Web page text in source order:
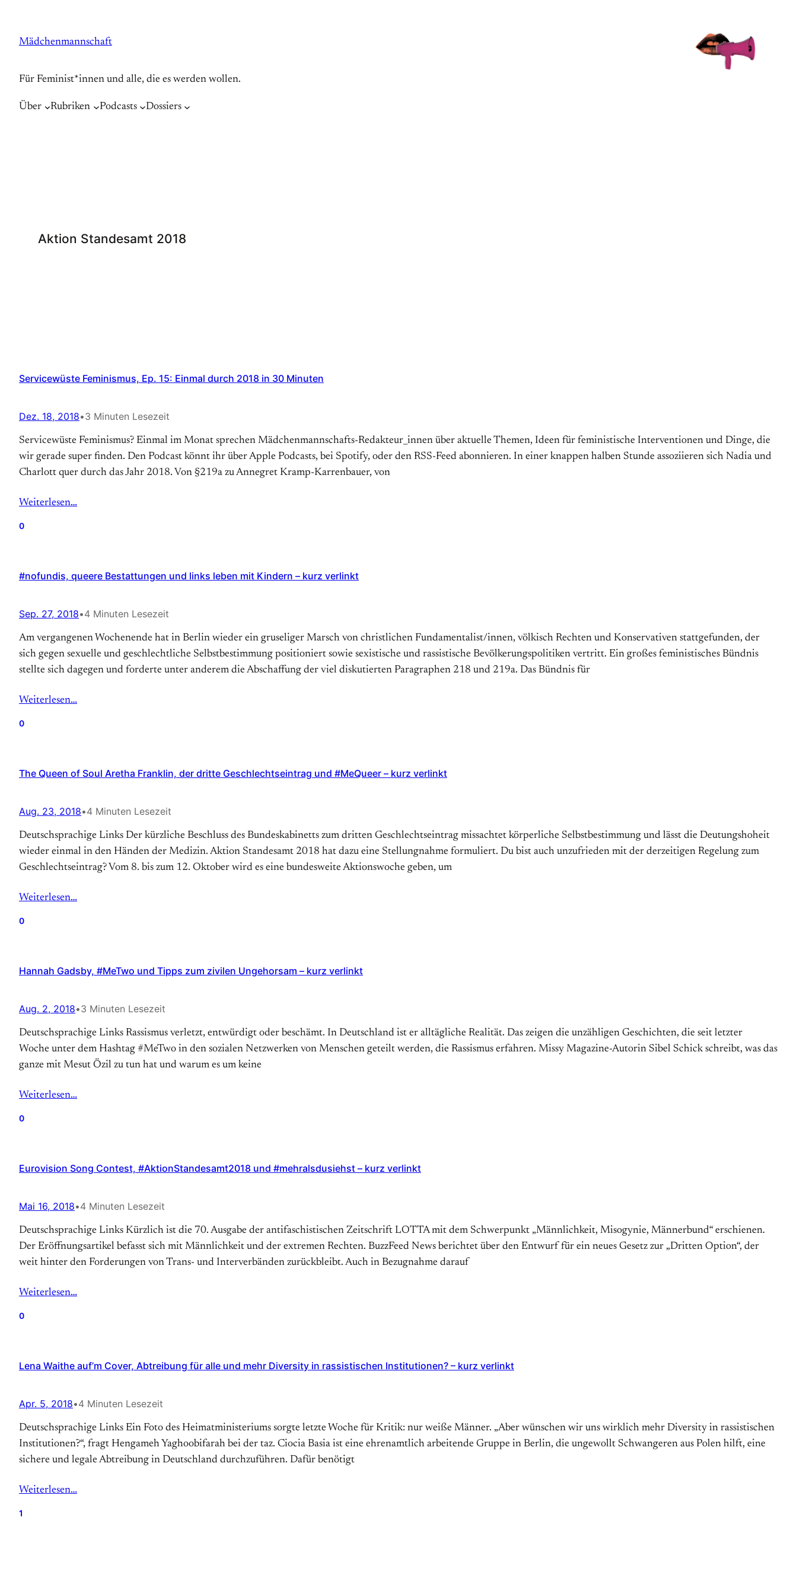
springen
Mädchenmannschaft
Für Feminist*innen und alle, die es werden wollen.
Über Rubriken Podcasts Dossiers
Aktion Standesamt 2018
Servicewüste Feminismus, Ep. 15: Einmal durch 2018 in 30 Minuten
Dez. 18, 2018•3 Minuten Lesezeit
Servicewüste Feminismus? Einmal im Monat sprechen Mädchenmannschafts-Redakteur_innen über aktuelle Themen, Ideen für feministische Interventionen und Dinge, die
wir gerade super finden. Den Podcast könnt ihr über Apple Podcasts, bei Spotify, oder den RSS-Feed abonnieren. In einer knappen halben Stunde assoziieren sich Nadia und
Charlott quer durch das Jahr 2018. Von §219a zu Annegret Kramp-Karrenbauer, von
Weiterlesen…
0
#nofundis, queere Bestattungen und links leben mit Kindern – kurz verlinkt
Sep. 27, 2018•4 Minuten Lesezeit
Am vergangenen Wochenende hat in Berlin wieder ein gruseliger Marsch von christlichen Fundamentalist/innen, völkisch Rechten und Konservativen stattgefunden, der
sich gegen sexuelle und geschlechtliche Selbstbestimmung positioniert sowie sexistische und rassistische Bevölkerungspolitiken vertritt. Ein großes feministisches Bündnis
stellte sich dagegen und forderte unter anderem die Abschaffung der viel diskutierten Paragraphen 218 und 219a. Das Bündnis für
Weiterlesen…
0
The Queen of Soul Aretha Franklin, der dritte Geschlechtseintrag und #MeQueer – kurz verlinkt
Aug. 23, 2018•4 Minuten Lesezeit
Deutschsprachige Links Der kürzliche Beschluss des Bundeskabinetts zum dritten Geschlechtseintrag missachtet körperliche Selbstbestimmung und lässt die Deutungshoheit
wieder einmal in den Händen der Medizin. Aktion Standesamt 2018 hat dazu eine Stellungnahme formuliert. Du bist auch unzufrieden mit der derzeitigen Regelung zum
Geschlechtseintrag? Vom 8. bis zum 12. Oktober wird es eine bundesweite Aktionswoche geben, um
Weiterlesen…
0
Hannah Gadsby, #MeTwo und Tipps zum zivilen Ungehorsam – kurz verlinkt
Aug. 2, 2018•3 Minuten Lesezeit
Deutschsprachige Links Rassismus verletzt, entwürdigt oder beschämt. In Deutschland ist er alltägliche Realität. Das zeigen die unzähligen Geschichten, die seit letzter
Woche unter dem Hashtag #MeTwo in den sozialen Netzwerken von Menschen geteilt werden, die Rassismus erfahren. Missy Magazine-Autorin Sibel Schick schreibt, was das
ganze mit Mesut Özil zu tun hat und warum es um keine
Weiterlesen…
0
Eurovision Song Contest, #AktionStandesamt2018 und #mehralsdusiehst – kurz verlinkt
Mai 16, 2018•4 Minuten Lesezeit
Deutschsprachige Links Kürzlich ist die 70. Ausgabe der antifaschistischen Zeitschrift LOTTA mit dem Schwerpunkt „Männlichkeit, Misogynie, Männerbund“ erschienen.
Der Eröffnungsartikel befasst sich mit Männlichkeit und der extremen Rechten. BuzzFeed News berichtet über den Entwurf für ein neues Gesetz zur „Dritten Option“, der
weit hinter den Forderungen von Trans- und Interverbänden zurückbleibt. Auch in Bezugnahme darauf
Weiterlesen…
0
Lena Waithe auf’m Cover, Abtreibung für alle und mehr Diversity in rassistischen Institutionen? – kurz verlinkt
Apr. 5, 2018•4 Minuten Lesezeit
Deutschsprachige Links Ein Foto des Heimatministeriums sorgte letzte Woche für Kritik: nur weiße Männer. „Aber wünschen wir uns wirklich mehr Diversity in rassistischen
Institutionen?“, fragt Hengameh Yaghoobifarah bei der taz. Ciocia Basia ist eine ehrenamtlich arbeitende Gruppe in Berlin, die ungewollt Schwangeren aus Polen hilft, eine
sichere und legale Abtreibung in Deutschland durchzuführen. Dafür benötigt
Weiterlesen…
1